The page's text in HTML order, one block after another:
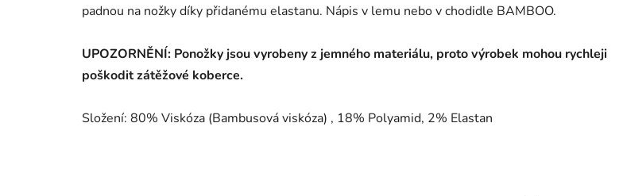
padnou na nožky díky přidanému elastanu. Nápis v lemu nebo v chodidle BAMBOO.
UPOZORNĚNÍ: Ponožky jsou vyrobeny z jemného materiálu, proto výrobek mohou rychleji
poškodit zátěžové koberce.
Složení: 80% Viskóza (Bambusová viskóza) , 18% Polyamid, 2% Elastan